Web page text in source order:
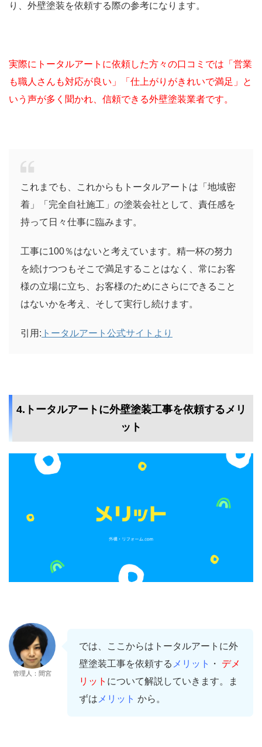
り、外壁塗装を依頼する際の参考になります。
実際にトータルアートに依頼した方々の口コミでは「営業
も職人さんも対応が良い」「仕上がりがきれいで満足」と
いう声が多く聞かれ、信頼できる外壁塗装業者です。
これまでも、これからもトータルアートは「地域密
着」「完全自社施工」の塗装会社として、責任感を
持って日々仕事に臨みます。
工事に100％はないと考えています。精一杯の努力
を続けつつもそこで満足することはなく、常にお客
様の立場に立ち、お客様のためにさらにできること
はないかを考え、そして実行し続けます。
引用: トータルアート公式サイトより
4.トータルアートに外壁塗装工事を依頼するメリ
ット
管理人：間宮
では、ここからはトータルアートに外
壁塗装工事を依頼する メリット ・ デメ
リット について解説していきます。ま
ずは メリット から。